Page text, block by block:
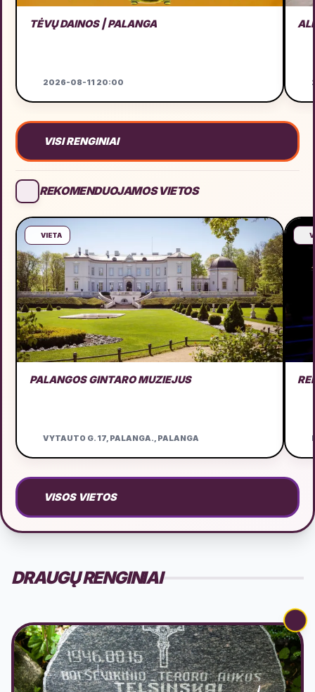
TĖVŲ DAINOS | PALANGA
2026-08-11 20:00
VISI RENGINIAI
REKOMENDUOJAMOS VIETOS
VIETA
PALANGOS GINTARO MUZIEJUS
VYTAUTO G. 17, PALANGA., PALANGA
VISOS VIETOS
DRAUGŲ RENGINIAI